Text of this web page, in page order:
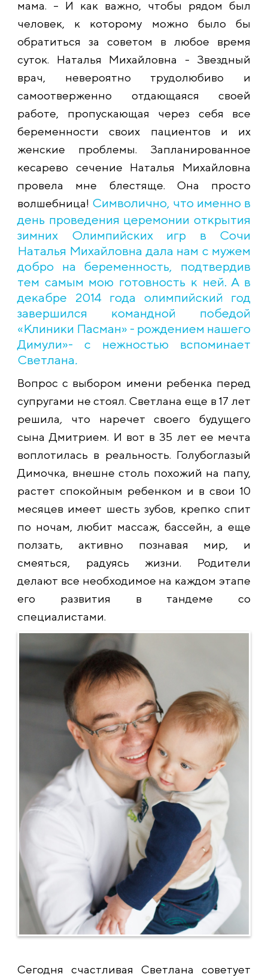
мама. – И как важно, чтобы рядом был
человек, к которому можно было бы
обратиться за советом в любое время
суток. Наталья Михайловна - Звездный
врач, невероятно трудолюбиво и
самоотверженно отдающаяся своей
работе, пропускающая через себя все
беременности своих пациентов и их
женские проблемы. Запланированное
кесарево сечение Наталья Михайловна
провела мне блестяще. Она просто
волшебница! Символично, что именно в
день проведения церемонии открытия
зимних Олимпийских игр в Сочи
Наталья Михайловна дала нам с мужем
добро на беременность, подтвердив
тем самым мою готовность к ней. А в
декабре 2014 года олимпийский год
завершился командной победой
«Клиники Пасман» - рождением нашего
Димули»- с нежностью вспоминает
Светлана.
Вопрос с выбором имени ребенка перед
супругами не стоял. Светлана еще в 17 лет
решила, что наречет своего будущего
сына Дмитрием. И вот в 35 лет ее мечта
воплотилась в реальность. Голубоглазый
Димочка, внешне столь похожий на папу,
растет спокойным ребенком и в свои 10
месяцев имеет шесть зубов, крепко спит
по ночам, любит массаж, бассейн, а еще
ползать, активно познавая мир, и
смеяться, радуясь жизни. Родители
делают все необходимое на каждом этапе
его развития в тандеме со
специалистами.
Сегодня счастливая Светлана советует